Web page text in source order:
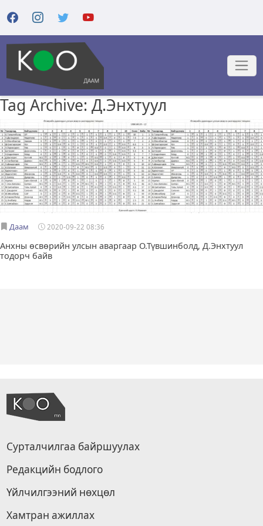
Tag Archive: Д.Энхтуул
Даам 2020-09-22 08:36
Анхны өсвөрийн улсын аваргаар О.Түвшинболд, Д.Энхтуул
тодорч байв
Сурталчилгаа байршуулах
Редакцийн бодлого
Үйлчилгээний нөхцөл
Хамтран ажиллах